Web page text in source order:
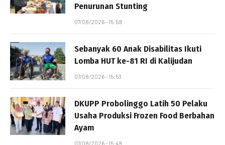
Penurunan Stunting
07/08/2026 - 15:59
Sebanyak 60 Anak Disabilitas Ikuti
Lomba HUT ke-81 RI di Kalijudan
07/08/2026 - 15:53
DKUPP Probolinggo Latih 50 Pelaku
Usaha Produksi Frozen Food Berbahan
Ayam
07/08/2026 - 15:49